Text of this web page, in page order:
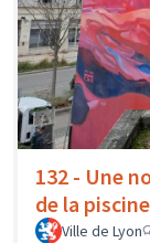
132 - Une
de la
Ville de Lyon